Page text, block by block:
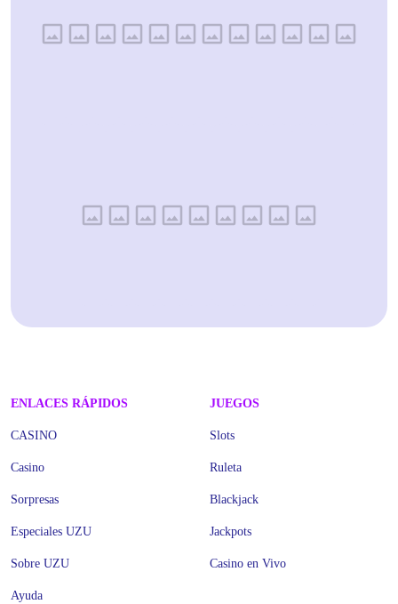
ENLACES RÁPIDOS
CASINO
Casino
Sorpresas
Especiales UZU
Sobre UZU
Ayuda
JUEGOS
Slots
Ruleta
Blackjack
Jackpots
Casino en Vivo